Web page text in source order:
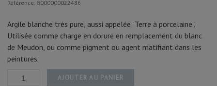
Référence: 8000000022486
Argile blanche très pure, aussi appelée "Terre à porcelaine".
Utilisée comme charge en dorure en remplacement du blanc
de Meudon, ou comme pigment ou agent matifiant dans les
peintures.
AJOUTER AU PANIER